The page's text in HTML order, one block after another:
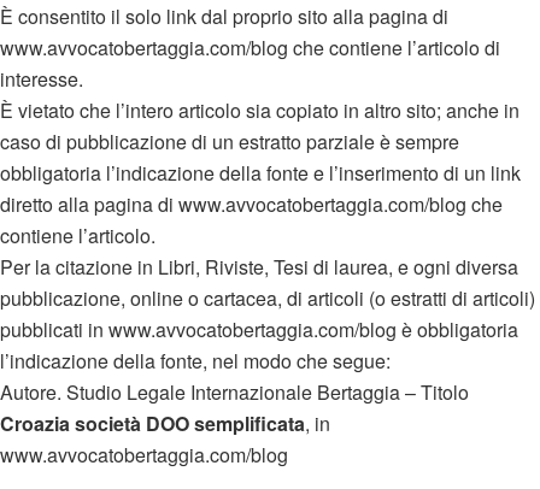
È consentito il solo link dal proprio sito alla pagina di
www.avvocatobertaggia.com/blog che contiene l’articolo di
interesse.
È vietato che l’intero articolo sia copiato in altro sito; anche in
caso di pubblicazione di un estratto parziale è sempre
obbligatoria l’indicazione della fonte e l’inserimento di un link
diretto alla pagina di www.avvocatobertaggia.com/blog che
contiene l’articolo.
Per la citazione in Libri, Riviste, Tesi di laurea, e ogni diversa
pubblicazione, online o cartacea, di articoli (o estratti di articoli)
pubblicati in www.avvocatobertaggia.com/blog è obbligatoria
l’indicazione della fonte, nel modo che segue:
Autore. Studio Legale Internazionale Bertaggia – Titolo
Croazia società DOO semplificata, in
www.avvocatobertaggia.com/blog